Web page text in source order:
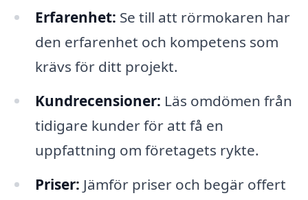
Erfarenhet: Se till att rörmokaren har
den erfarenhet och kompetens som
krävs för ditt projekt.
Kundrecensioner: Läs omdömen från
tidigare kunder för att få en
uppfattning om företagets rykte.
Priser: Jämför priser och begär offert